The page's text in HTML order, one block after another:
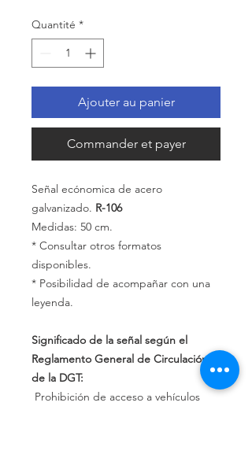
Quantité *
Ajouter au panier
Commander et payer
Señal ecónomica de acero
galvanizado. R-106
Medidas: 50 cm.
* Consultar otros formatos
disponibles.
* Posibilidad de acompañar con una
leyenda.
Significado de la señal según el
Reglamento General de Circulación
de la DGT:
Prohibición de acceso a vehículos